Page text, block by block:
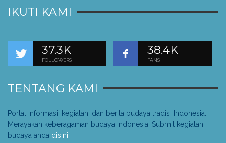
IKUTI KAMI
37.3K
FOLLOWERS
38.4K
FANS
TENTANG KAMI
Portal informasi, kegiatan, dan berita budaya tradisi Indonesia.
Merayakan keberagaman budaya Indonesia. Submit kegiatan
budaya anda disini